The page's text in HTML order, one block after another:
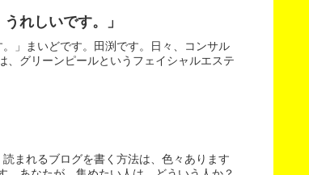
れしいです。」
」まいどです。田渕です。日々、コンサル
、グリーンピールというフェイシャルエステ
まれるブログを書く方法は、色々あります